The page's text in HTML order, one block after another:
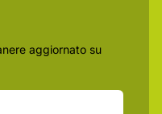
aggiornato su